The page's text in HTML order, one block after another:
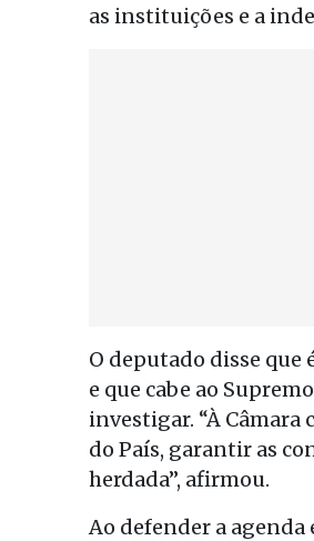
as instituições e a
O deputado disse que
e que cabe ao
investigar. “À
do País, garantir as
herdada”, afirmou.
Ao defender a agenda